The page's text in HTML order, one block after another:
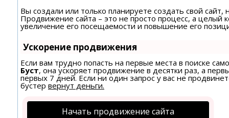
Вы создали или только планируете создать свой сайт,
Продвижение сайта – это не просто процесс, а целый
увеличение его посещаемости и повышение его
Ускорение продвижения
Если вам трудно попасть на первые места в поиске
Буст, она ускоряет продвижение в десятки раз, а
первых 7 дней. Если ни один запрос у вас не
бустер вернут деньги.
Начать продвижение сайта